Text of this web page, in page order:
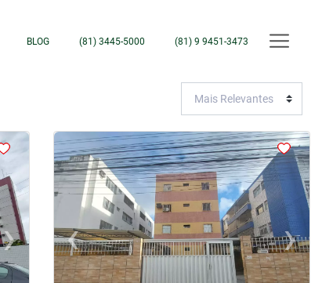
BLOG (81) 3445-5000 (81) 9 9451-3473
›Next
<<<<
‹Previous ›Next